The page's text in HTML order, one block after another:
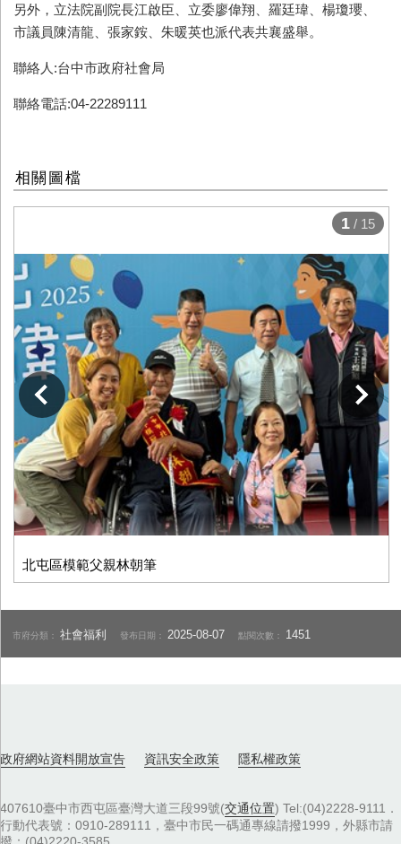
另外，立法院副院長江啟臣、立委廖偉翔、羅廷瑋、楊瓊瓔、
市議員陳清龍、張家銨、朱暖英也派代表共襄盛舉。
聯絡人:台中市政府社會局
聯絡電話:04-22289111
相關圖檔
北屯區模範父親林朝筆
下一張
1 / 15
市府分類：社會福利 發布日期：2025-08-07 點閱次數： 1451
政府網站資料開放宣告 資訊安全政策 隱私權政策
407610臺中市西屯區臺灣大道三段99號(交通位置) Tel:(04)2228-9111．
行動代表號：0910-289111，臺中市民一碼通專線請撥1999，外縣市請
撥：(04)2220-3585